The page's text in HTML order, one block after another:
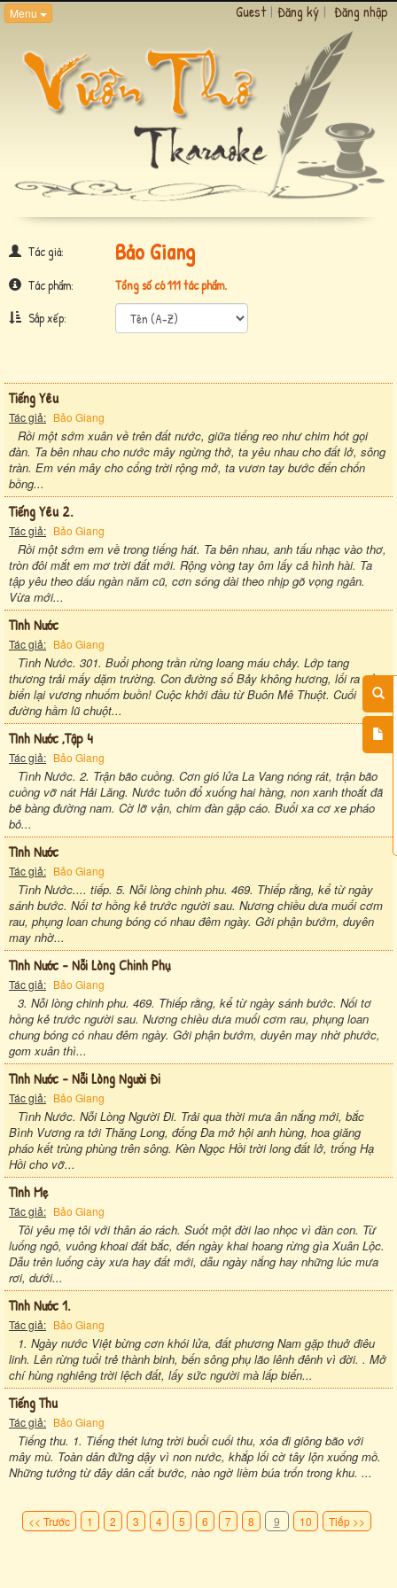
Menu Guest | Đăng ký | Đăng nhập
Tác giả: Bảo Giang
Tác phẩm:
Tổng số có 111 tác phẩm.
Sắp xếp:
Tiếng Yêu
Tác giả: Bảo Giang
Rồi một sớm xuân về trên đất nước, giữa tiếng reo như chim hót gọi
đàn. Ta bên nhau cho nước mây ngừng thở, ta yêu nhau cho đất lở, sông
tràn. Em vén mây cho cổng trời rộng mở, ta vươn tay bước đến chốn
bồng...
Tiếng Yêu 2.
Tác giả: Bảo Giang
Rồi một sớm em về trong tiếng hát. Ta bên nhau, anh tấu nhạc vào thơ,
tròn đôi mắt em mơ trời đất mới. Rộng vòng tay ôm lấy cả hình hài. Ta
tập yêu theo dấu ngàn năm cũ, cơn sóng dài theo nhịp gõ vọng ngân.
Vừa mới...
Tình Nước
Tác giả: Bảo Giang
Tình Nước. 301. Buổi phong trần rừng loang máu chảy. Lớp tang
thương trải mấy dặm trường. Con đường số Bảy không hương, lối ra cửa
biển lại vương nhuốm buồn! Cuộc khởi đầu từ Buôn Mê Thuột. Cuối
đường hầm lũ chuột...
Tình Nước ,tập 4
Tác giả: Bảo Giang
Tình Nước. 2. Trận bão cuồng. Cơn gió lửa La Vang nóng rát, trận bão
cuồng vỡ nát Hải Lăng. Nước tuôn đổ xuống hai hàng, non xanh thoắt đã
bẽ bàng đường nam. Cờ lỡ vận, chim đàn gặp cáo. Buổi xa cơ xe pháo
bỏ...
Tình Nước
Tác giả: Bảo Giang
Tình Nước.... tiếp. 5. Nỗi lòng chinh phu. 469. Thiếp rằng, kể từ ngày
sánh bước. Nối tơ hồng kẻ trước người sau. Nương chiều dưa muối cơm
rau, phụng loan chung bóng có nhau đêm ngày. Gởi phận bướm, duyên
may nhờ...
Tình Nước - Nỗi Lòng Chinh Phụ
Tác giả: Bảo Giang
3. Nỗi lòng chinh phu. 469. Thiếp rằng, kể từ ngày sánh bước. Nối tơ
hồng kẻ trước người sau. Nương chiều dưa muối cơm rau, phụng loan
chung bóng có nhau đêm ngày. Gởi phận bướm, duyên may nhờ phước,
gom xuân thì...
Tình Nước - Nỗi Lòng Người Đi
Tác giả: Bảo Giang
Tình Nước. Nỗi Lòng Người Đi. Trải qua thời mưa ân nắng mới, bắc
Bình Vương ra tới Thăng Long, đống Đa mở hội anh hùng, hoa giăng
pháo kết trùng phùng trên sông. Kèn Ngọc Hồi trời long đất lở, trống Hạ
Hồi cho vỡ...
Tình Mẹ
Tác giả: Bảo Giang
Tôi yêu mẹ tôi với thân áo rách. Suốt một đời lao nhọc vì đàn con. Từ
luống ngô, vuông khoai đất bắc, đến ngày khai hoang rừng gìa Xuân Lộc.
Dẫu trên luống cày xưa hay đất mới, dẫu ngày nắng hay những lúc mưa
rơi, dưới...
Tình Nước 1.
Tác giả: Bảo Giang
1. Ngày nước Việt bừng cơn khói lửa, đất phương Nam gặp thuở điêu
linh. Lên rừng tuổi trẻ thành binh, bến sông phụ lão lênh đênh vì đời. . Mở
chí hùng nghiêng trời lệch đất, lấy sức người mà lấp biển...
Tiếng Thu
Tác giả: Bảo Giang
Tiếng thu. 1. Tiếng thét lưng trời buổi cuối thu, xóa đi giông bão với
mây mù. Toàn dân đứng dậy vì non nước, khắp lối cờ tây lộn xuống mồ.
Những tưởng từ đây dân cất bước, nào ngờ liềm búa trốn trong khu. ...
<< Trước 1 2 3 4 5 6 7 8 9 10 Tiếp >>